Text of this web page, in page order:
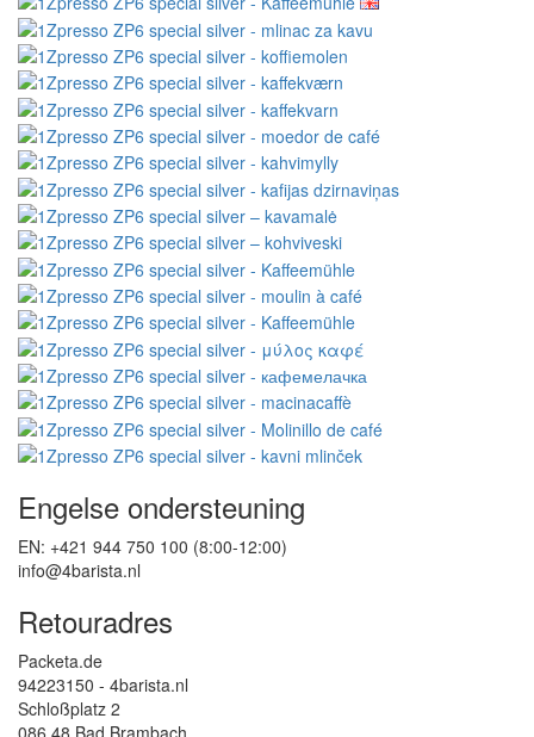
Engelse ondersteuning
EN: +421 944 750 100 (8:00-12:00)
info@4barista.nl
Retouradres
Packeta.de
94223150 - 4barista.nl
Schloßplatz 2
086 48 Bad Brambach